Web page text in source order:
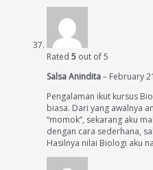
Rated 5 out of 5
Salsa Anindita– February
Pengalaman ikut kursus
biasa. Dari yang awalnya
“momok”, sekarang aku
dengan cara sederhana,
Hasilnya nilai Biologi aku